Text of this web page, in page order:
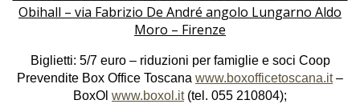
Obihall – via Fabrizio De André angolo Lungarno Aldo
Moro – Firenze
Biglietti: 5/7 euro – riduzioni per famiglie e soci Coop
Prevendite Box Office Toscana www.boxofficetoscana.it–
BoxOl www.boxol.it(tel. 055 210804);